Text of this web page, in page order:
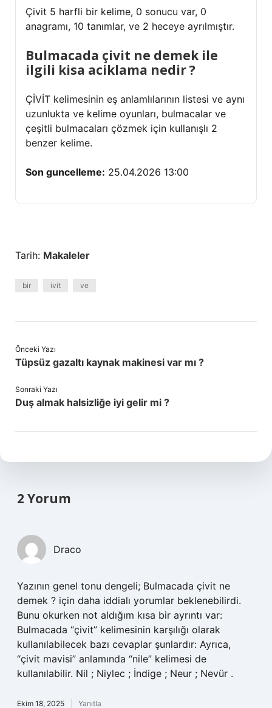
Çivit 5 harfli bir kelime, 0 sonucu var, 0
anagramı, 10 tanımlar, ve 2 heceye ayrılmıştır.
Bulmacada çivit ne demek ile
ilgili kisa aciklama nedir ?
ÇİVİT kelimesinin eş anlamlılarının listesi ve aynı
uzunlukta ve kelime oyunları, bulmacalar ve
çeşitli bulmacaları çözmek için kullanışlı 2
benzer kelime.
Son guncelleme: 25.04.2026 13:00
Tarih: Makaleler
bir ivit ve
Önceki Yazı
Tüpsüz gazaltı kaynak makinesi var mı ?
Sonraki Yazı
Duş almak halsizliğe iyi gelir mi ?
2 Yorum
Draco
Yazının genel tonu dengeli; Bulmacada çivit ne
demek ? için daha iddialı yorumlar beklenebilirdi.
Bunu okurken not aldığım kısa bir ayrıntı var:
Bulmacada “çivit” kelimesinin karşılığı olarak
kullanılabilecek bazı cevaplar şunlardır: Ayrıca,
“çivit mavisi” anlamında “nile” kelimesi de
kullanılabilir. Nil ; Niylec ; İndige ; Neur ; Nevür .
Ekim 18, 2025 Yanıtla